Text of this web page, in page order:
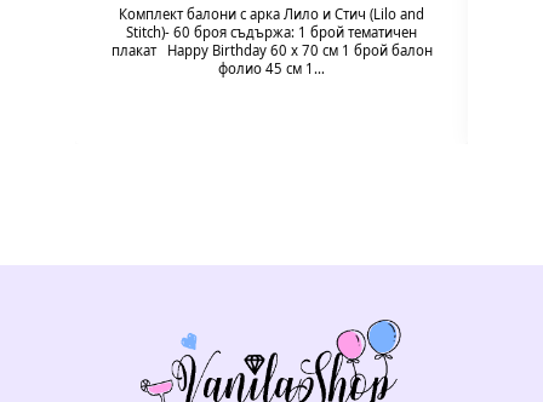
Комплект балони с арка Лило и Стич (Lilo and
Stitch)- 60 броя съдържа: 1 брой тематичен
плакат Happy Birthday 60 х 70 см 1 брой балон
фолио 45 см 1…